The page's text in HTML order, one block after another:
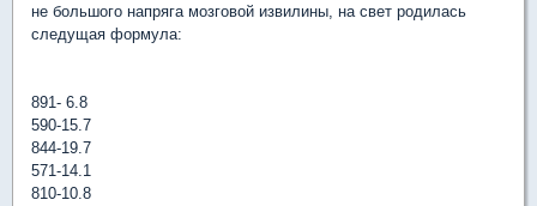
не большого напряга мозговой извилины, на свет родилась
следущая формула:
891- 6.8
590-15.7
844-19.7
571-14.1
810-10.8